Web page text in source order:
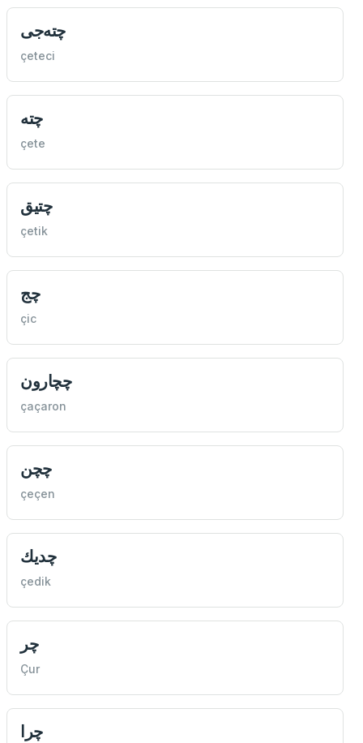
چته‌جی
çeteci
چته
çete
چتيق
çetik
چج
çic
چچارون
çaçaron
چچن
çeçen
چديك
çedik
چر
Çur
چرا